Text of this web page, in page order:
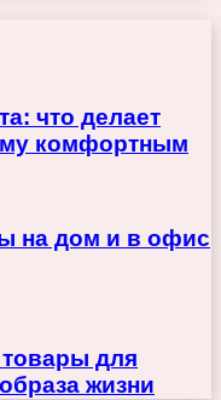
что делает
комфортным
на дом и в офис
для
жизни